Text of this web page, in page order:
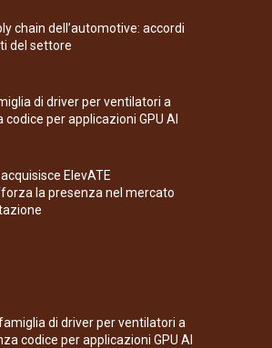
chain dell’automotive: accordi
del settore
di driver per ventilatori a
per applicazioni GPU AI
ElevATE
la presenza nel mercato
di driver per ventilatori a
codice per applicazioni GPU AI